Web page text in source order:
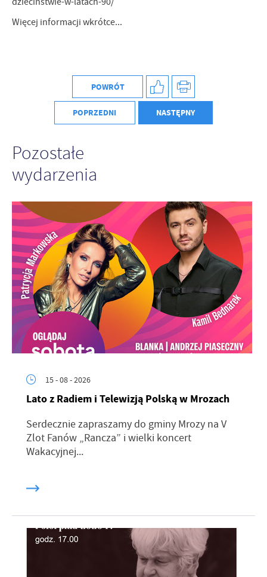
Więcej informacji wkrótce...
POWRÓT
POPRZEDNI NASTĘPNY
Pozostałe
wydarzenia
15 - 08 - 2026
Lato z Radiem i Telewizją Polską w Mrozach
Serdecznie zapraszamy do gminy Mrozy na V
Zlot Fanów „Rancza” i wielki koncert
Wakacyjnej...